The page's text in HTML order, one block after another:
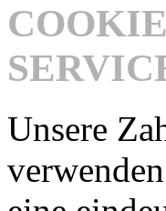
Unsere